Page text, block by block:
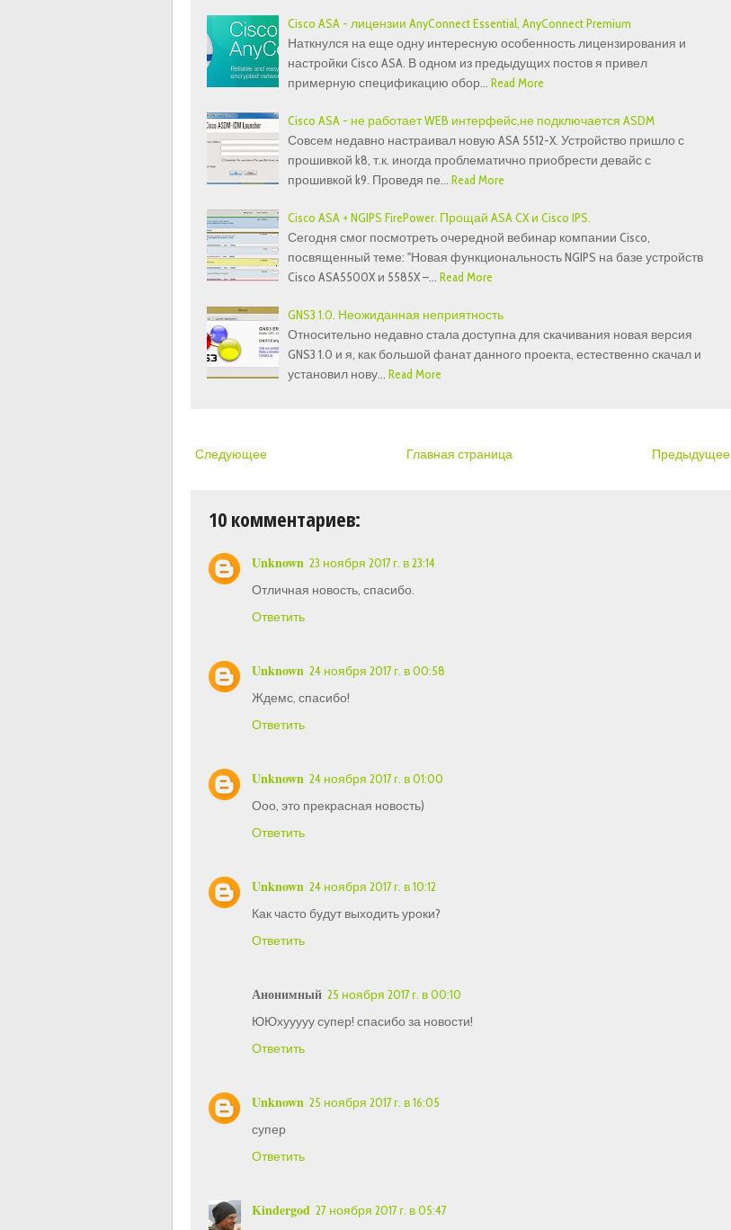
Cisco ASA - лицензии AnyConnect Essential, AnyConnect Premium
Наткнулся на еще одну интересную особенность лицензирования и
настройки Cisco ASA. В одном из предыдущих постов я привел
примерную спецификацию обор… Read More
Cisco ASA - не работает WEB интерфейс,не подключается ASDM
Совсем недавно настраивал новую ASA 5512-X. Устройство пришло с
прошивкой k8, т.к. иногда проблематично приобрести девайс с
прошивкой k9. Проведя пе… Read More
Cisco ASA + NGIPS FirePower. Прощай ASA CX и Cisco IPS.
Сегодня смог посмотреть очередной вебинар компании Cisco,
посвященный теме: "Новая функциональность NGIPS на базе устройств
Cisco ASA5500X и 5585X –… Read More
GNS3 1.0. Неожиданная неприятность
Относительно недавно стала доступна для скачивания новая версия
GNS3 1.0 и я, как большой фанат данного проекта, естественно скачал и
установил нову… Read More
Следующее Предыдущее
Главная страница
10 комментариев:
Unknown 23 ноября 2017 г. в 23:14
Отличная новость, спасибо.
Ответить
Unknown 24 ноября 2017 г. в 00:58
Ждемс, спасибо!
Ответить
Unknown 24 ноября 2017 г. в 01:00
Ооо, это прекрасная новость)
Ответить
Unknown 24 ноября 2017 г. в 10:12
Как часто будут выходить уроки?
Ответить
Анонимный 25 ноября 2017 г. в 00:10
ЮЮхууууу супер! спасибо за новости!
Ответить
Unknown 25 ноября 2017 г. в 16:05
супер
Ответить
Kindergod 27 ноября 2017 г. в 05:47